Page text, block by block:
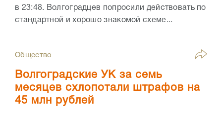
в 23:48. Волгоградцев попросили действовать по
стандартной и хорошо знакомой схеме...
Общество
Волгоградские УК за семь
месяцев схлопотали штрафов на
45 млн рублей